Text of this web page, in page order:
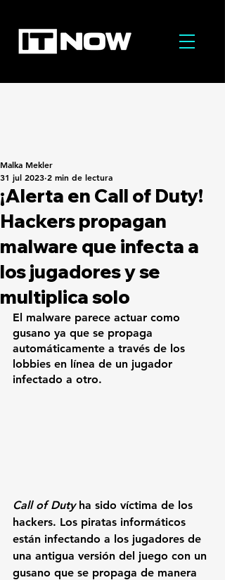
¡Alerta en Call of Duty!
Hackers propagan
malware que infecta a
los jugadores y se
multiplica solo
Malka Mekler
31 jul 2023 2 min de lectura
El malware parece actuar como
gusano ya que se propaga
automáticamente a través de los
lobbies en línea de un jugador
infectado a otro.
Call of Duty ha sido víctima de los
hackers. Los piratas informáticos
están infectando a los jugadores de
una antigua versión del juego con un
gusano que se propaga de manera